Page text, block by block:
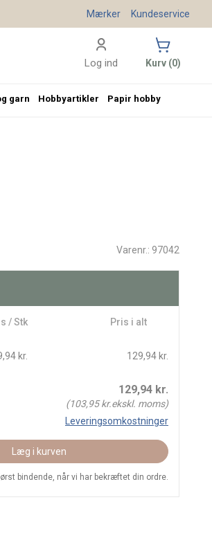
Varenr.: 97042
/ Stk Pris i alt
kr. 129,94 kr.
129,94kr.
(103,95kr.ekskl. moms)
Leveringsomkostninger
Læg i kurven
bindende, når vi har bekræftet din ordre.
Kundeservice
Mærker
Log ind Kurv (0)
garn Hobbyartikler Papir hobby